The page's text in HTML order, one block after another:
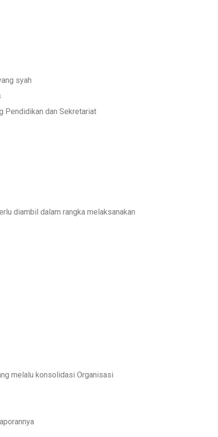
syah
Pendidikan dan Sekretariat
diambil dalam rangka melaksanakan
melalu konsolidasi Organisasi